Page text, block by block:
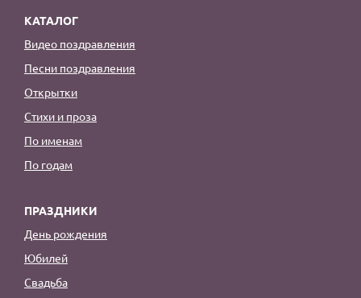
КАТАЛОГ
Видео поздравления
Песни поздравления
Открытки
Стихи и проза
По именам
По годам
ПРАЗДНИКИ
День рождения
Юбилей
Свадьба